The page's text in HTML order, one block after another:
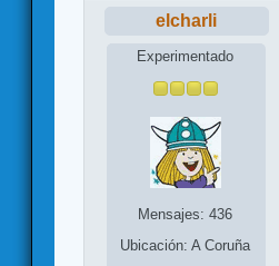
elcharli
Experimentado
Mensajes: 436
Ubicación: A Coruña